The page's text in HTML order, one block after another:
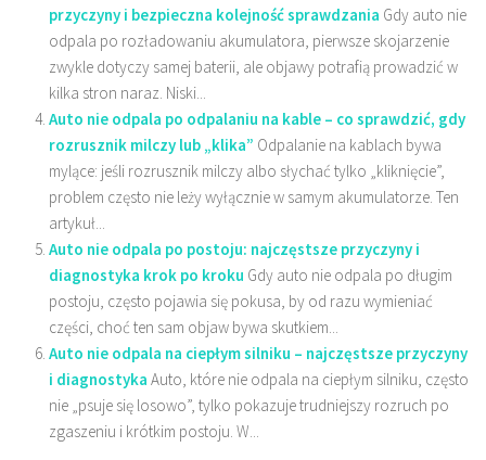
przyczyny i bezpieczna kolejność sprawdzania Gdy auto nie
odpala po rozładowaniu akumulatora, pierwsze skojarzenie
zwykle dotyczy samej baterii, ale objawy potrafią prowadzić w
kilka stron naraz. Niski...
Auto nie odpala po odpalaniu na kable – co sprawdzić, gdy
rozrusznik milczy lub „klika” Odpalanie na kablach bywa
mylące: jeśli rozrusznik milczy albo słychać tylko „kliknięcie”,
problem często nie leży wyłącznie w samym akumulatorze. Ten
artykuł...
Auto nie odpala po postoju: najczęstsze przyczyny i
diagnostyka krok po kroku Gdy auto nie odpala po długim
postoju, często pojawia się pokusa, by od razu wymieniać
części, choć ten sam objaw bywa skutkiem...
Auto nie odpala na ciepłym silniku – najczęstsze przyczyny
i diagnostyka Auto, które nie odpala na ciepłym silniku, często
nie „psuje się losowo”, tylko pokazuje trudniejszy rozruch po
zgaszeniu i krótkim postoju. W...